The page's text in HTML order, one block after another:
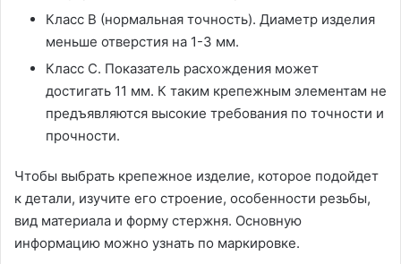
Класс B (нормальная точность). Диаметр изделия
меньше отверстия на 1-3 мм.
Класс С. Показатель расхождения может
достигать 11 мм. К таким крепежным элементам не
предъявляются высокие требования по точности и
прочности.
Чтобы выбрать крепежное изделие, которое подойдет
к детали, изучите его строение, особенности резьбы,
вид материала и форму стержня. Основную
информацию можно узнать по маркировке.